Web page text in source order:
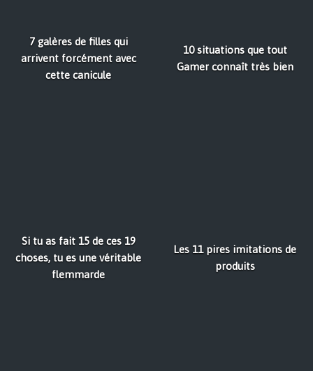
7 galères de filles qui
arrivent forcément avec
cette canicule
10 situations que tout
Gamer connaît très bien
Si tu as fait 15 de ces 19
choses, tu es une véritable
flemmarde
Les 11 pires imitations de
produits